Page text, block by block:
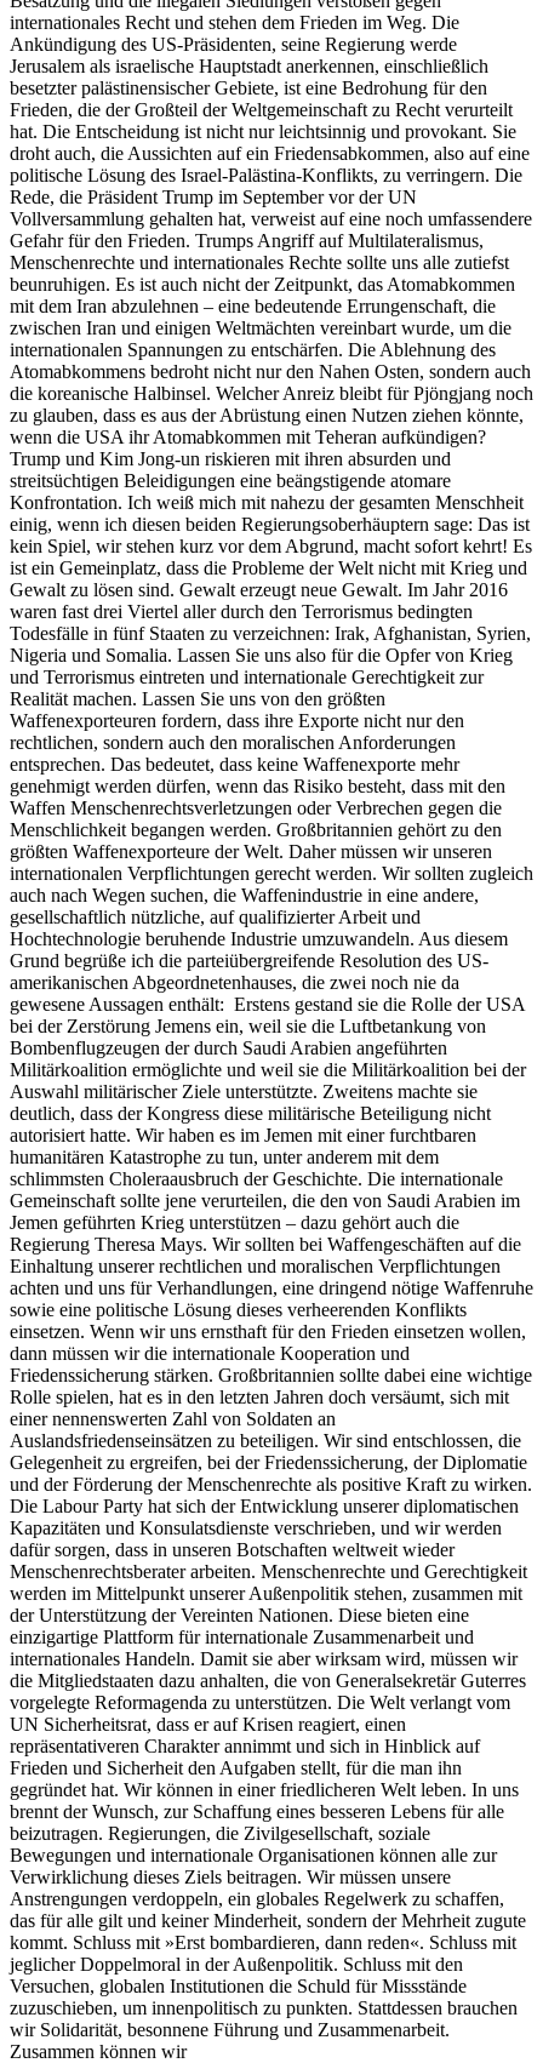
internationales Recht und stehen dem Frieden im Weg. Die
Ankündigung des US-Präsidenten, seine Regierung werde
Jerusalem als israelische Hauptstadt anerkennen, einschließlich
besetzter palästinensischer Gebiete, ist eine Bedrohung für den
Frieden, die der Großteil der Weltgemeinschaft zu Recht verurteilt
hat. Die Entscheidung ist nicht nur leichtsinnig und provokant. Sie
droht auch, die Aussichten auf ein Friedensabkommen, also auf eine
politische Lösung des Israel-Palästina-Konflikts, zu verringern. Die
Rede, die Präsident Trump im September vor der UN
Vollversammlung gehalten hat, verweist auf eine noch umfassendere
Gefahr für den Frieden. Trumps Angriff auf Multilateralismus,
Menschenrechte und internationales Rechte sollte uns alle zutiefst
beunruhigen. Es ist auch nicht der Zeitpunkt, das Atomabkommen
mit dem Iran abzulehnen – eine bedeutende Errungenschaft, die
zwischen Iran und einigen Weltmächten vereinbart wurde, um die
internationalen Spannungen zu entschärfen. Die Ablehnung des
Atomabkommens bedroht nicht nur den Nahen Osten, sondern auch
die koreanische Halbinsel. Welcher Anreiz bleibt für Pjöngjang noch
zu glauben, dass es aus der Abrüstung einen Nutzen ziehen könnte,
wenn die USA ihr Atomabkommen mit Teheran aufkündigen?
Trump und Kim Jong-un riskieren mit ihren absurden und
streitsüchtigen Beleidigungen eine beängstigende atomare
Konfrontation. Ich weiß mich mit nahezu der gesamten Menschheit
einig, wenn ich diesen beiden Regierungsoberhäuptern sage: Das ist
kein Spiel, wir stehen kurz vor dem Abgrund, macht sofort kehrt! Es
ist ein Gemeinplatz, dass die Probleme der Welt nicht mit Krieg und
Gewalt zu lösen sind. Gewalt erzeugt neue Gewalt. Im Jahr 2016
waren fast drei Viertel aller durch den Terrorismus bedingten
Todesfälle in fünf Staaten zu verzeichnen: Irak, Afghanistan, Syrien,
Nigeria und Somalia. Lassen Sie uns also für die Opfer von Krieg
und Terrorismus eintreten und internationale Gerechtigkeit zur
Realität machen. Lassen Sie uns von den größten
Waffenexporteuren fordern, dass ihre Exporte nicht nur den
rechtlichen, sondern auch den moralischen Anforderungen
entsprechen. Das bedeutet, dass keine Waffenexporte mehr
genehmigt werden dürfen, wenn das Risiko besteht, dass mit den
Waffen Menschenrechtsverletzungen oder Verbrechen gegen die
Menschlichkeit begangen werden. Großbritannien gehört zu den
größten Waffenexporteure der Welt. Daher müssen wir unseren
internationalen Verpflichtungen gerecht werden. Wir sollten zugleich
auch nach Wegen suchen, die Waffenindustrie in eine andere,
gesellschaftlich nützliche, auf qualifizierter Arbeit und
Hochtechnologie beruhende Industrie umzuwandeln. Aus diesem
Grund begrüße ich die parteiübergreifende Resolution des US-
amerikanischen Abgeordnetenhauses, die zwei noch nie da
gewesene Aussagen enthält: Erstens gestand sie die Rolle der USA
bei der Zerstörung Jemens ein, weil sie die Luftbetankung von
Bombenflugzeugen der durch Saudi Arabien angeführten
Militärkoalition ermöglichte und weil sie die Militärkoalition bei der
Auswahl militärischer Ziele unterstützte. Zweitens machte sie
deutlich, dass der Kongress diese militärische Beteiligung nicht
autorisiert hatte. Wir haben es im Jemen mit einer furchtbaren
humanitären Katastrophe zu tun, unter anderem mit dem
schlimmsten Choleraausbruch der Geschichte. Die internationale
Gemeinschaft sollte jene verurteilen, die den von Saudi Arabien im
Jemen geführten Krieg unterstützen – dazu gehört auch die
Regierung Theresa Mays. Wir sollten bei Waffengeschäften auf die
Einhaltung unserer rechtlichen und moralischen Verpflichtungen
achten und uns für Verhandlungen, eine dringend nötige Waffenruhe
sowie eine politische Lösung dieses verheerenden Konflikts
einsetzen. Wenn wir uns ernsthaft für den Frieden einsetzen wollen,
dann müssen wir die internationale Kooperation und
Friedenssicherung stärken. Großbritannien sollte dabei eine wichtige
Rolle spielen, hat es in den letzten Jahren doch versäumt, sich mit
einer nennenswerten Zahl von Soldaten an
Auslandsfriedenseinsätzen zu beteiligen. Wir sind entschlossen, die
Gelegenheit zu ergreifen, bei der Friedenssicherung, der Diplomatie
und der Förderung der Menschenrechte als positive Kraft zu wirken.
Die Labour Party hat sich der Entwicklung unserer diplomatischen
Kapazitäten und Konsulatsdienste verschrieben, und wir werden
dafür sorgen, dass in unseren Botschaften weltweit wieder
Menschenrechtsberater arbeiten. Menschenrechte und Gerechtigkeit
werden im Mittelpunkt unserer Außenpolitik stehen, zusammen mit
der Unterstützung der Vereinten Nationen. Diese bieten eine
einzigartige Plattform für internationale Zusammenarbeit und
internationales Handeln. Damit sie aber wirksam wird, müssen wir
die Mitgliedstaaten dazu anhalten, die von Generalsekretär Guterres
vorgelegte Reformagenda zu unterstützen. Die Welt verlangt vom
UN Sicherheitsrat, dass er auf Krisen reagiert, einen
repräsentativeren Charakter annimmt und sich in Hinblick auf
Frieden und Sicherheit den Aufgaben stellt, für die man ihn
gegründet hat. Wir können in einer friedlicheren Welt leben. In uns
brennt der Wunsch, zur Schaffung eines besseren Lebens für alle
beizutragen. Regierungen, die Zivilgesellschaft, soziale
Bewegungen und internationale Organisationen können alle zur
Verwirklichung dieses Ziels beitragen. Wir müssen unsere
Anstrengungen verdoppeln, ein globales Regelwerk zu schaffen,
das für alle gilt und keiner Minderheit, sondern der Mehrheit zugute
kommt. Schluss mit »Erst bombardieren, dann reden«. Schluss mit
jeglicher Doppelmoral in der Außenpolitik. Schluss mit den
Versuchen, globalen Institutionen die Schuld für Missstände
zuzuschieben, um innenpolitisch zu punkten. Stattdessen brauchen
wir Solidarität, besonnene Führung und Zusammenarbeit.
Zusammen können wir